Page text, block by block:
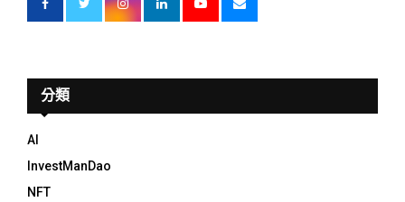
分類
AI
InvestManDao
NFT